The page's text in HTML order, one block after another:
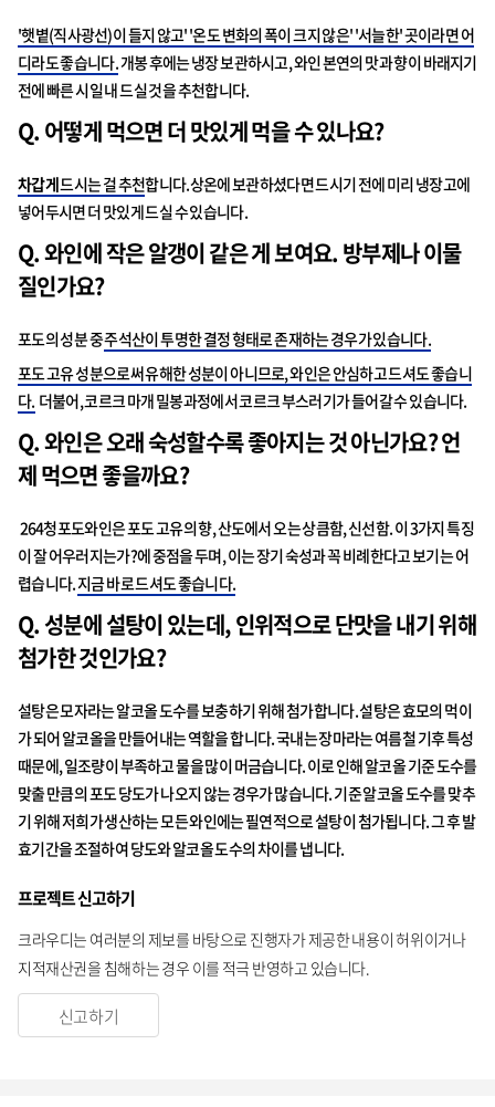
'햇볕(직사광선)이 들지 않고' '온도 변화의 폭이 크지 않은' '서늘한' 곳이라면 어
디라도 좋습니다.개봉 후에는 냉장 보관하시고, 와인 본연의 맛과 향이 바래지기
전에 빠른 시일 내 드실 것을 추천합니다.
Q. 어떻게 먹으면 더 맛있게 먹을 수 있나요?
차갑게드시는 걸 추천합니다.상온에 보관하셨다면 드시기 전에 미리 냉장고에
넣어두시면 더 맛있게 드실 수 있습니다.
Q. 와인에 작은 알갱이 같은 게 보여요. 방부제나 이물
질인가요?
포도의 성분 중주석산이 투명한 결정 형태로 존재하는 경우가 있습니다.
포도 고유 성분으로써 유해한 성분이 아니므로, 와인은 안심하고 드셔도 좋습니
다. 더불어, 코르크 마개 밀봉과정에서 코르크 부스러기가 들어갈 수 있습니다.
Q.와인은 오래 숙성할수록 좋아지는 것 아닌가요?언
제 먹으면 좋을까요?
264청포도와인은 포도 고유의 향, 산도에서 오는 상큼함, 신선함. 이 3가지 특징
이 잘 어우러지는가?에 중점을 두며, 이는 장기 숙성과 꼭 비례한다고 보기는 어
렵습니다.지금 바로 드셔도 좋습니다.
Q.성분에 설탕이 있는데,인위적으로 단맛을 내기 위해
첨가한 것인가요?
설탕은 모자라는 알코올 도수를 보충하기 위해 첨가합니다. 설탕은 효모의 먹이
가 되어 알코올을 만들어내는 역할을 합니다. 국내는 장마라는 여름철 기후 특성
때문에, 일조량이 부족하고 물을 많이 머금습니다. 이로 인해 알코올 기준 도수를
맞출 만큼의 포도 당도가 나오지 않는 경우가 많습니다. 기준 알코올 도수를 맞추
기 위해 저희가 생산하는 모든 와인에는 필연적으로 설탕이 첨가됩니다. 그 후 발
효기간을 조절하여 당도와 알코올 도수의 차이를 냅니다.
프로젝트 신고하기
크라우디는 여러분의 제보를 바탕으로 진행자가 제공한 내용이 허위이거나
지적재산권을 침해하는 경우 이를 적극 반영하고 있습니다.
신고하기